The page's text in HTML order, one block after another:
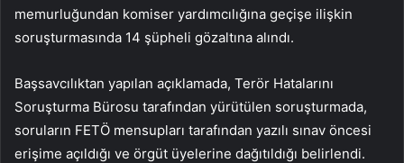
memurluğundan komiser yardımcılığına geçişe ilişkin
soruşturmasında 14 şüpheli gözaltına alındı.
Başsavcılıktan yapılan açıklamada, Terör Hatalarını
Soruşturma Bürosu tarafından yürütülen soruşturmada,
soruların FETÖ mensupları tarafından yazılı sınav öncesi
erişime açıldığı ve örgüt üyelerine dağıtıldığı belirlendi.